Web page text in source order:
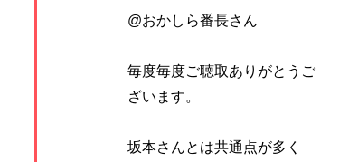
@おかしら番長さん
毎度毎度ご聴取ありがとうご
ざいます。
坂本さんとは共通点が多く